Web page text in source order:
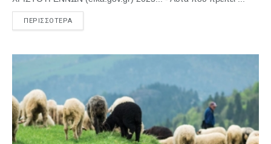
ΠΕΡΙΣΣΟΤΕΡΑ